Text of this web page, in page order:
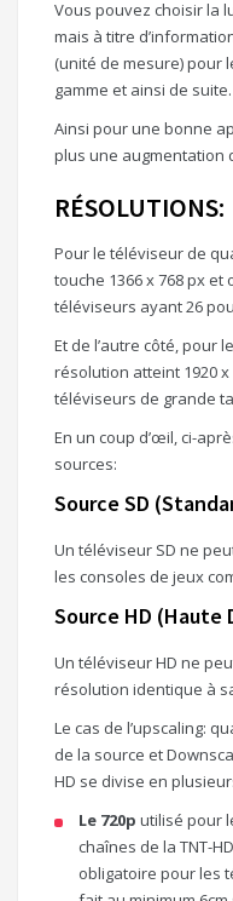
Vous pouvez choisir la
mais à titre
(unité de mesure) pour
gamme et ainsi de suite.
Ainsi pour une bonne
plus une augmentation
RÉSOLUTIONS:
Pour le téléviseur de
touche 1366 x 768 px
téléviseurs ayant 26
Et de l’autre côté, pour
résolution atteint 1920
téléviseurs de grande
En un coup d’œil, ci-
sources:
Source SD
Un téléviseur SD ne
les consoles de jeux
Source HD
Un téléviseur HD ne
résolution identique à
Le cas de l’upscaling:
de la source et
HD se divise en
Le 720p utilisé pour
chaînes de la TNT-
obligatoire pour les